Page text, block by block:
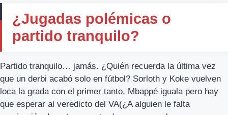
¿Jugadas polémicas o
partido tranquilo?
Partido tranquilo… jamás. ¿Quién recuerda la última vez
que un derbi acabó solo en fútbol? Sorloth y Koke vuelven
loca la grada con el primer tanto, Mbappé iguala pero hay
que esperar al veredicto del VA(¿A alguien le falta